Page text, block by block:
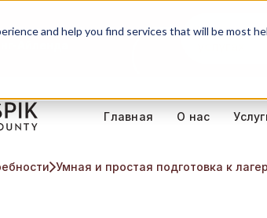
and help you find services that will be most
Нью-Йорка и
Никогда
Главная О нас
Умная и простая подготовка к